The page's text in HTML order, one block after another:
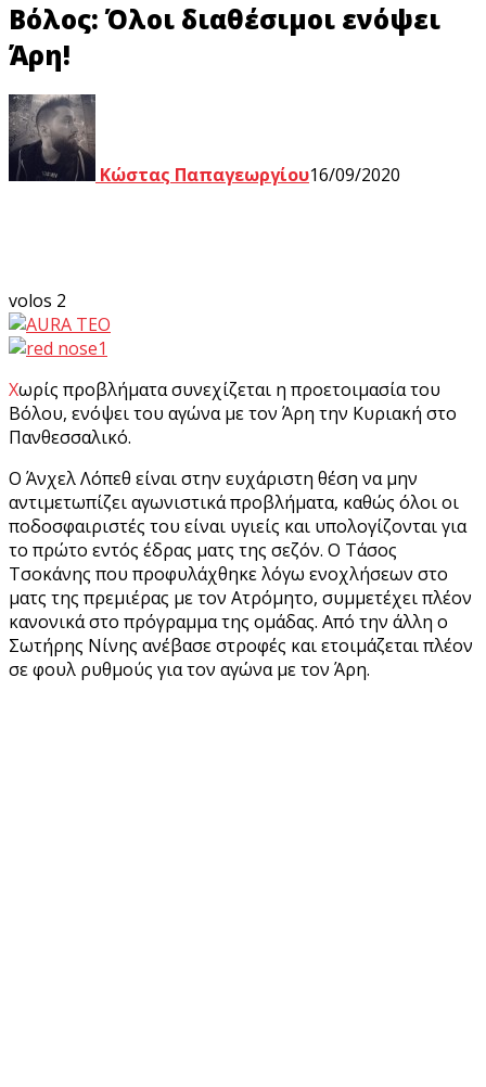
Βόλος: Όλοι διαθέσιμοι ενόψει
Άρη!
Κώστας Παπαγεωργίου16/09/2020
volos 2
Χωρίς προβλήματα συνεχίζεται η προετοιμασία του
Βόλου, ενόψει του αγώνα με τον Άρη την Κυριακή στο
Πανθεσσαλικό.
Ο Άνχελ Λόπεθ είναι στην ευχάριστη θέση να μην
αντιμετωπίζει αγωνιστικά προβλήματα, καθώς όλοι οι
ποδοσφαιριστές του είναι υγιείς και υπολογίζονται για
το πρώτο εντός έδρας ματς της σεζόν. Ο Τάσος
Τσοκάνης που προφυλάχθηκε λόγω ενοχλήσεων στο
ματς της πρεμιέρας με τον Ατρόμητο, συμμετέχει πλέον
κανονικά στο πρόγραμμα της ομάδας. Από την άλλη ο
Σωτήρης Νίνης ανέβασε στροφές και ετοιμάζεται πλέον
σε φουλ ρυθμούς για τον αγώνα με τον Άρη.